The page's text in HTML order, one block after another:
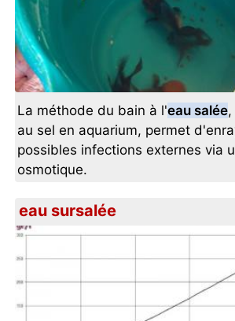
La méthode du bain à l'eau salée
au sel en aquarium, permet
possibles infections externes via
osmotique.
eau sursalée